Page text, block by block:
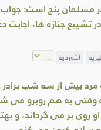
مسلمان پنج است:
تشییع جنازه ها،
الأوردية
مرد بيش از سه شب
وقتى به هم روبرو می
روى بر مى گرداند، و